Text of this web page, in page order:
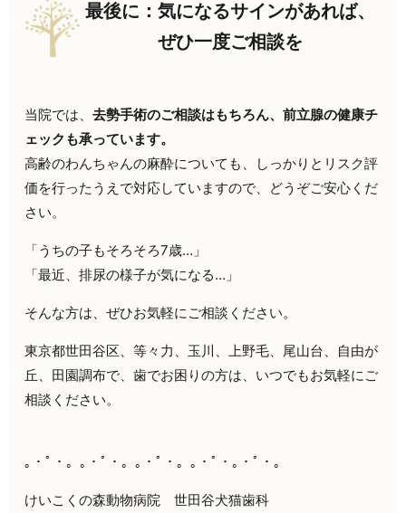
最後に：気になるサインがあれば、
ぜひ一度ご相談を
当院では、去勢手術のご相談はもちろん、前立腺の健康チ
ェックも承っています。
高齢のわんちゃんの麻酔についても、しっかりとリスク評
価を行ったうえで対応していますので、どうぞご安心くだ
さい。
「うちの子もそろそろ7歳…」
「最近、排尿の様子が気になる…」
そんな方は、ぜひお気軽にご相談ください。
東京都世田谷区、等々力、玉川、上野毛、尾山台、自由が
丘、田園調布で、歯でお困りの方は、いつでもお気軽にご
相談ください。
｡・ﾟ・。｡・ﾟ・。｡・ﾟ・。｡・ﾟ・｡・ﾟ・。
けいこくの森動物病院 世田谷犬猫歯科